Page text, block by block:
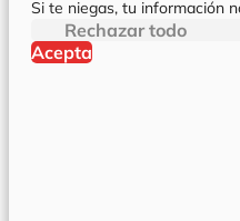
Si te niegas, tu información
Rechazar todo
Acepta